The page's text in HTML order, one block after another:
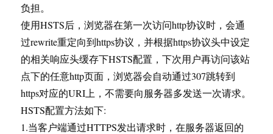
负担。
使用HSTS后，浏览器在第一次访问http协议时，会通
过rewrite重定向到https协议，并根据https协议头中设定
的相关响应头缓存下HSTS配置，下次用户再访问该站
点下的任意http页面，浏览器会自动通过307跳转到
https对应的URI上，不需要向服务器多发送一次请求。
HSTS配置方法如下:
1.当客户端通过HTTPS发出请求时，在服务器返回的